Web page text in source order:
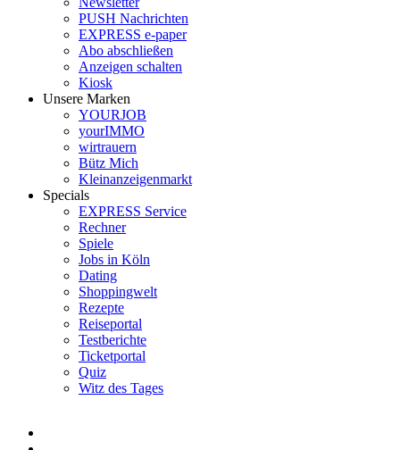
PUSH Nachrichten
EXPRESS e-paper
Abo abschließen
Anzeigen schalten
Kiosk
Unsere Marken
YOURJOB
yourIMMO
wirtrauern
Bütz Mich
Kleinanzeigenmarkt
Specials
EXPRESS Service
Rechner
Spiele
Jobs in Köln
Dating
Shoppingwelt
Rezepte
Reiseportal
Testberichte
Ticketportal
Quiz
Witz des Tages